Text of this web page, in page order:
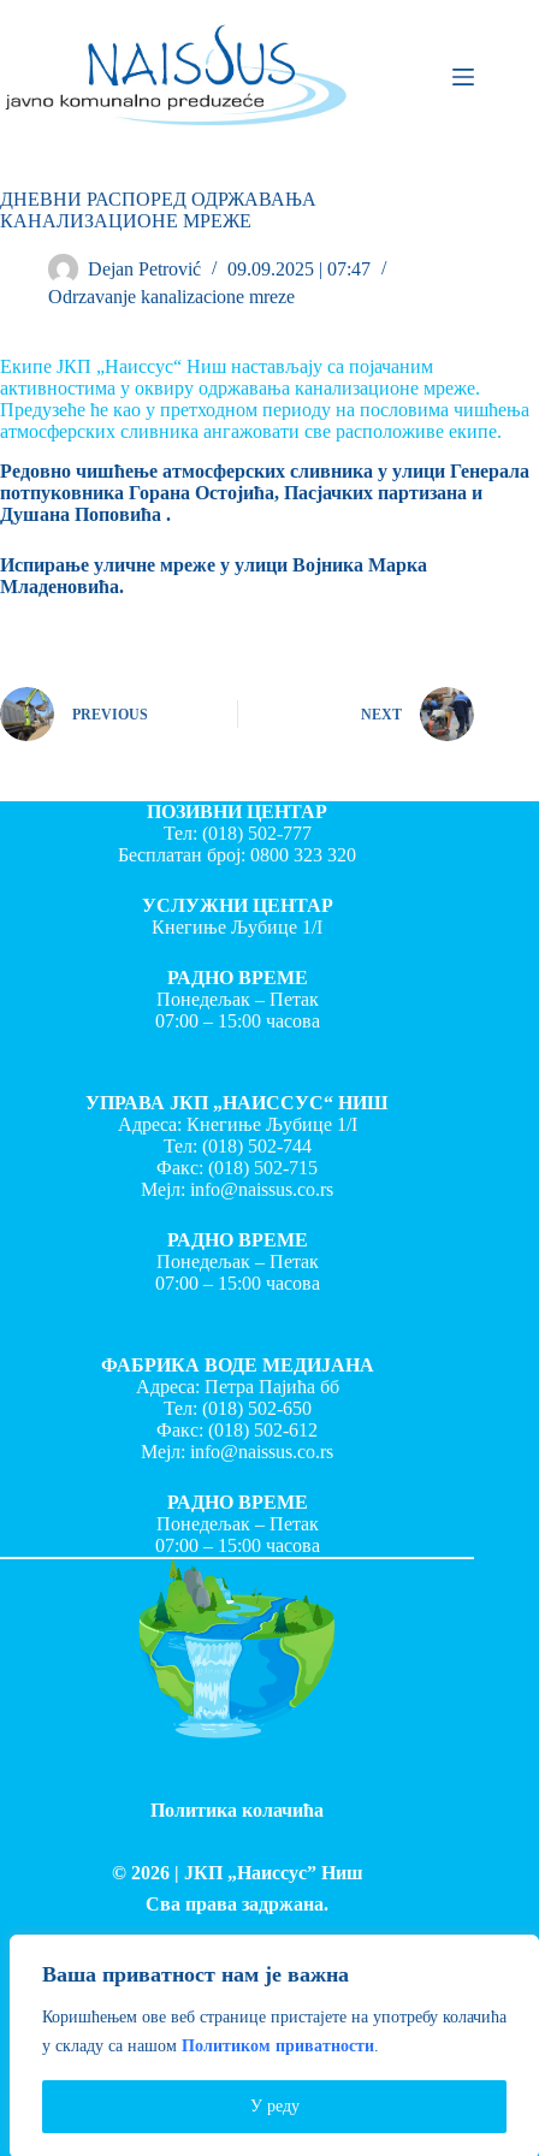
Ваша приватност нам је важна
Коришћењем ове веб странице пристајете на употребу колачића
у складу са нашом Политиком приватности.
У реду
ДНЕВНИ РАСПОРЕД ОДРЖАВАЊА
КАНАЛИЗАЦИОНЕ МРЕЖЕ
Dejan Petrović
09.09.2025 | 07:47
Odrzavanje kanalizacione mreze
Екипе ЈКП „Наиссус“ Ниш настављају са појачаним
активностима у оквиру одржавања канализационе мреже.
Предузеће ће као у претходном периоду на пословима чишћења
атмосферских сливника ангажовати све расположиве екипе.
Редовно чишћење атмосферских сливника у улици Генерала
потпуковника Горана Остојића, Пасјачких партизана и
Душана Поповића .
Испирање уличне мреже у улици Војника Марка
Младеновића.
PREVIOUS NEXT
ПОЗИВНИ ЦЕНТАР
Тел: (018) 502-777
Бесплатан број:0800 323 320
УСЛУЖНИ ЦЕНТАР
Кнегиње Љубице 1/I
РАДНО ВРЕМЕ
Понедељак – Петак
07:00 – 15:00 часова
УПРАВА ЈКП „НАИССУС“ НИШ
Адреса: Кнегиње Љубице 1/I
Тел: (018) 502-744
Факс:(018) 502-715
Мејл:info@naissus.co.rs
РАДНО ВРЕМЕ
Понедељак – Петак
07:00 – 15:00 часова
ФАБРИКА ВОДЕ МЕДИЈАНА
Адреса: Петра Пајића бб
Тел: (018) 502-650
Факс:(018) 502-612
Мејл:info@naissus.co.rs
РАДНО ВРЕМЕ
Понедељак – Петак
07:00 – 15:00 часова
Политика колачића
© 2026 | ЈКП „Наиссус” Ниш
Сва права задржана.
Израда и одржавање сајта - Лука Петровић